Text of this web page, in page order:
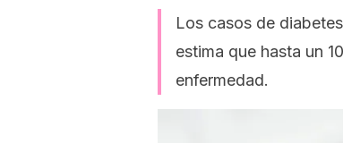
Los casos de
estima que hasta un
enfermedad.